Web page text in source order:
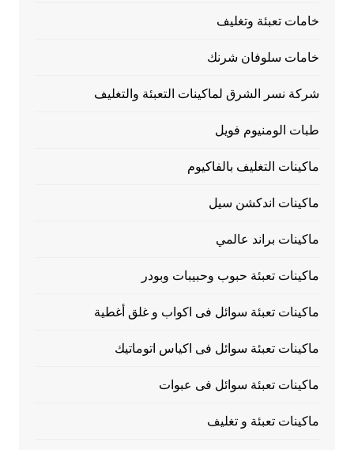
خامات تعبئة وتغليف
خامات سلوفان شرنك
شركة نسر الشرق لماكينات التعبئة والتغليف
طبات الومنيوم فويل
ماكينات التغليف بالفاكيوم
ماكينات اندكشن سيل
ماكينات براند عالمي
ماكينات تعبئة حبوب وحبيبات وبودر
ماكينات تعبئة سوائل فى اكواب و غلق أغطية
ماكينات تعبئة سوائل فى اكياس اتوماتيك
ماكينات تعبئة سوائل فى عبوات
ماكينات تعبئة و تغليف